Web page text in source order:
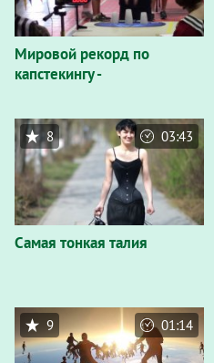
Мировой рекорд по
капстекингу -
Самая тонкая талия
8 03:43
9 01:14